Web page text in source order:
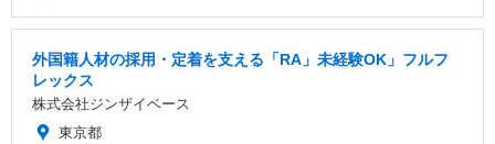
外国籍人材の採用・定着を支える「RA」未経験OK」フルフ
レックス
株式会社ジンザイベース
東京都